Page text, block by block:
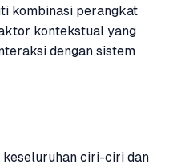
kombinasi perangkat
kontekstual yang
dengan sistem
keseluruhan ciri-ciri dan